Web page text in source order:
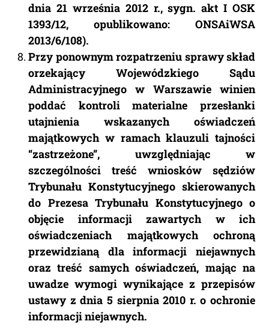
dnia 21 września 2012 r., sygn. akt I OSK
1393/12, opublikowano: ONSAiWSA
2013/6/108).
Przy ponownym rozpatrzeniu sprawy skład
orzekający Wojewódzkiego Sądu
Administracyjnego w Warszawie winien
poddać kontroli materialne przesłanki
utajnienia wskazanych oświadczeń
majątkowych w ramach klauzuli tajności
“zastrzeżone”, uwzględniając w
szczególności treść wniosków sędziów
Trybunału Konstytucyjnego skierowanych
do Prezesa Trybunału Konstytucyjnego o
objęcie informacji zawartych w ich
oświadczeniach majątkowych ochroną
przewidzianą dla informacji niejawnych
oraz treść samych oświadczeń, mając na
uwadze wymogi wynikające z przepisów
ustawy z dnia 5 sierpnia 2010 r. o ochronie
informacji niejawnych.